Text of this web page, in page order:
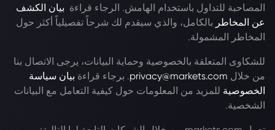
المصاحبة للتداول باستخدام الهامش. الرجاء قراءة بيان الكشف
عن المخاطر بالكامل، والذي سيقدم لك شرحاً تفصيلياً أكثر حول
المخاطر المشمولة.
للشكاوى المتعلقة بالخصوصية وحماية البيانات، يرجى الاتصال بنا
من خلال privacy@markets.com. برجاء قراءة بيان سياسة
الخصوصية للمزيد من المعلومات حول كيفية التعامل مع البيانات
الشخصية.